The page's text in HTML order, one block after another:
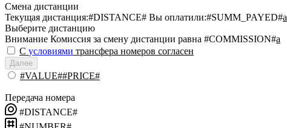
Смена дистанции
Текущая дистанция:#DISTANCE# Вы оплатили:#SUMM_PAYED#a
Выберите дистанцию
Внимание Комиссия за смену дистанции равна #COMMISSION#a
С условиями трансфера номеров согласен
Далее
#VALUE##PRICE#
Передача номера
#DISTANCE#